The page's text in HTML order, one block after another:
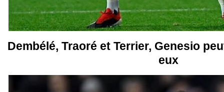
Dembélé, Traoré et Terrier, Genesio
eux